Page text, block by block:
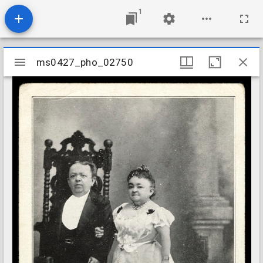
1
Mirador
viewer
ms0427_pho_02750
ms0427_pho_02750